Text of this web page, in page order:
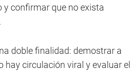
y confirmar que no exista
doble finalidad: demostrar a
hay circulación viral y evaluar el